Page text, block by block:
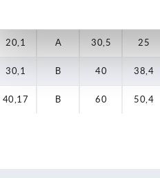
20,1 A 30,5 25
30,1 B 40 38,4
40,17 B 60 50,4